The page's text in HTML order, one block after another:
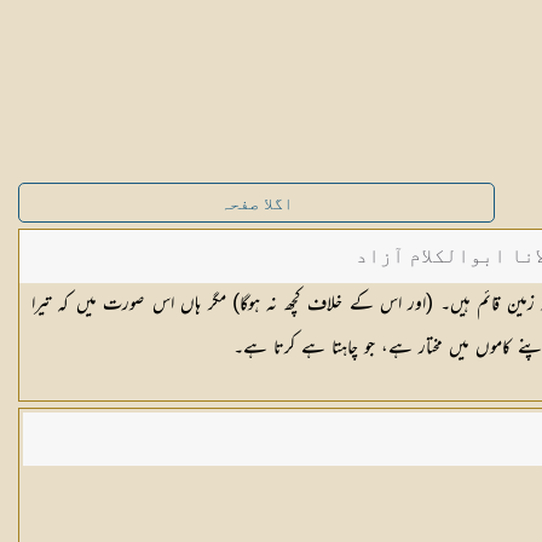
اگلا صفحہ
ابوالکلام آزاد
قائم ہیں۔ (اور اس کے خلاف کچھ نہ ہوگا) مگر ہاں اس صورت میں کہ تیرا
اپنے کاموں میں مختار ہے، جو چاہتا ہے کرتا ہے۔